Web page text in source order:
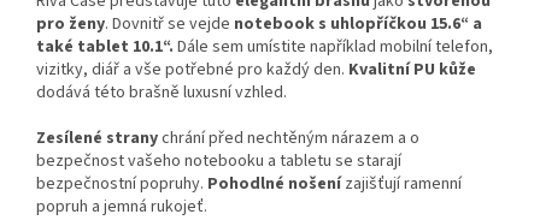
pro ženy. Dovnitř se vejde notebook s uhlopříčkou 15.6“ a
také tablet 10.1“. Dále sem umístite například mobilní telefon,
vizitky, diář a vše potřebné pro každý den. Kvalitní PU kůže
dodává této brašně luxusní vzhled.
Zesílené stranychrání před nechtěným nárazem a o
bezpečnost vašeho notebooku a tabletu se starají
bezpečnostní popruhy. Pohodlné nošenízajišťují ramenní
popruh a jemná rukojeť.